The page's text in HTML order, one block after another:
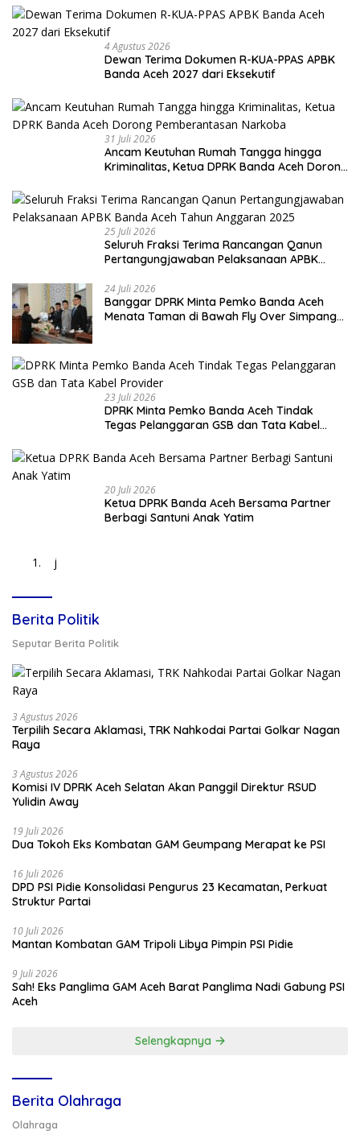
4 Agustus 2026
Dewan Terima Dokumen R-KUA-PPAS APBK
Banda Aceh 2027 dari Eksekutif
31 Juli 2026
Ancam Keutuhan Rumah Tangga hingga
Kriminalitas, Ketua DPRK Banda Aceh Dorong
25 Juli 2026
Seluruh Fraksi Terima Rancangan Qanun
Pertangungjawaban Pelaksanaan APBK
24 Juli 2026
Banggar DPRK Minta Pemko Banda Aceh
Menata Taman di Bawah Fly Over Simpang
23 Juli 2026
DPRK Minta Pemko Banda Aceh Tindak
Tegas Pelanggaran GSB dan Tata Kabel
20 Juli 2026
Ketua DPRK Banda Aceh Bersama Partner
Berbagi Santuni Anak Yatim
j
Berita Politik
Seputar Berita Politik
3 Agustus 2026
Terpilih Secara Aklamasi, TRK Nahkodai Partai Golkar Nagan
Raya
3 Agustus 2026
Komisi IV DPRK Aceh Selatan Akan Panggil Direktur RSUD
Yulidin Away
19 Juli 2026
Dua Tokoh Eks Kombatan GAM Geumpang Merapat ke PSI
16 Juli 2026
DPD PSI Pidie Konsolidasi Pengurus 23 Kecamatan, Perkuat
Struktur Partai
10 Juli 2026
Mantan Kombatan GAM Tripoli Libya Pimpin PSI Pidie
9 Juli 2026
Sah! Eks Panglima GAM Aceh Barat Panglima Nadi Gabung PSI
Aceh
Selengkapnya
Berita Olahraga
Olahraga